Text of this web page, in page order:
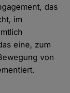
das
im
eine, zum
von